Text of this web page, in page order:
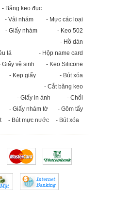
- Băng keo đục
- Vải nhám
- Mực các loại
- Giấy nhám
- Keo 502
- Hồ dán
lá
- Hộp name card
Giấy vệ sinh
- Keo Silicone
- Kẹp giấy
- Bút xóa
- Cắt băng keo
- Giấy in ảnh
- Chổi
- Giấy nhám tờ
- Gôm tẩy
- Bút mực nước - Bút xóa